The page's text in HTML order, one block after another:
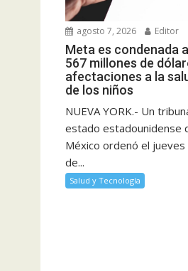
agosto 7, 2026 Editor
Meta es condenada
567 millones de
afectaciones a la
de los niños
NUEVA YORK.- Un
estado estadounidense
México ordenó el jueves
de...
Salud y Tecnología